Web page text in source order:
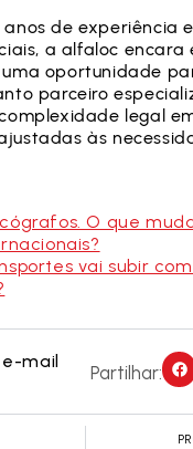
de experiência
a alfaloc encara
oportunidade
parceiro
legal
às
O que
vai subir
mail
Partilhar: